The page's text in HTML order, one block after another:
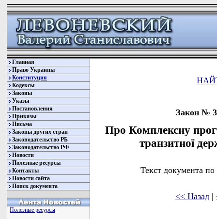
Главная
Право Украины
Конституция
Кодексы
Законы
Указы
Постановления
Приказы
Письма
Законы других стран
Законодательство РБ
Законодательство РФ
Новости
Полезные ресурсы
Контакты
Новости сайта
Поиск документа
Полезные ресурсы
Закон №
Про Комплексну
транзитної
Текст документа
<< Назад |